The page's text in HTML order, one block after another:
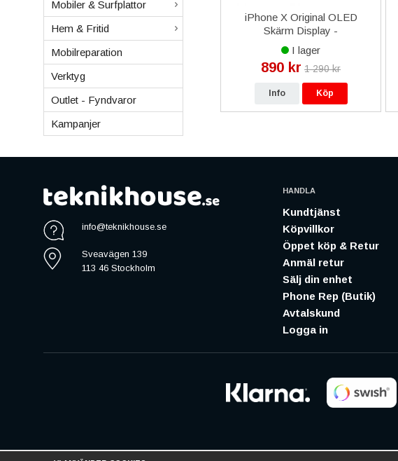
Mobiler & Surfplattor
Hem & Fritid
Mobilreparation
Verktyg
Outlet - Fyndvaror
Kampanjer
iPhone 13 Pro Max
Baksida/Batterilucka OEM -
Blå
249 kr
iPhone X Original OLED
Skärm Display -
Livstidsgaranti
I lager
890 kr 1 290 kr
Info Köp
info@teknikhouse.se
Sveavägen 139
113 46 Stockholm
HANDLA
Kundtjänst
Köpvillkor
Öppet köp & Retur
Anmäl retur
Sälj din enhet
Phone Rep (Butik)
Avtalskund
Logga in